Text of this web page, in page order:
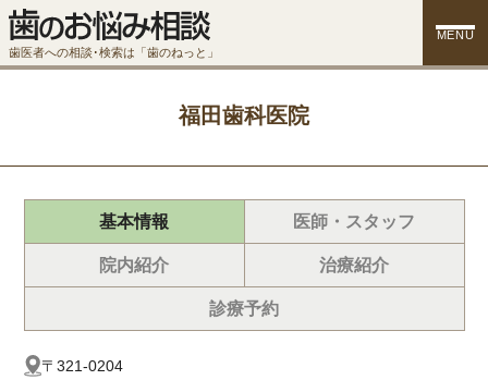
歯医者への相談･検索は「歯のねっと」
MENU
福田歯科医院
基本情報 医師・スタッフ
院内紹介 治療紹介
診療予約
〒321-0204